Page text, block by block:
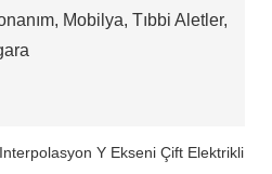
Mobilya, Tıbbi Aletler,